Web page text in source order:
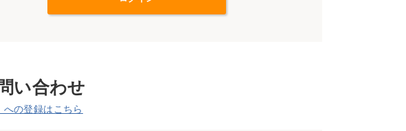
い合わせ
の登録はこちら